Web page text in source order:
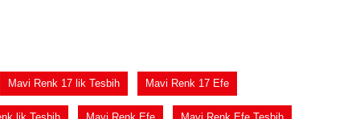
Mavi Renk 17 lik Tesbih Mavi Renk 17 Efe